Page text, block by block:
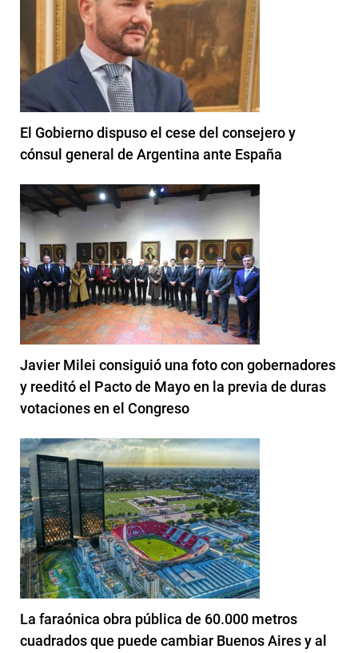
El Gobierno dispuso el cese del consejero y
cónsul general de Argentina ante España
Javier Milei consiguió una foto con gobernadores
y reeditó el Pacto de Mayo en la previa de duras
votaciones en el Congreso
La faraónica obra pública de 60.000 metros
cuadrados que puede cambiar Buenos Aires y al